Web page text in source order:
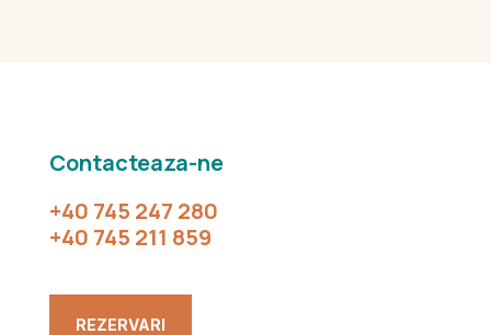
Contacteaza-ne
+40 745 247 280
+40 745 211 859
REZERVARI